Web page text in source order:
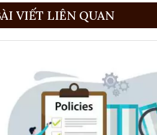
VIẾT LIÊN QUAN